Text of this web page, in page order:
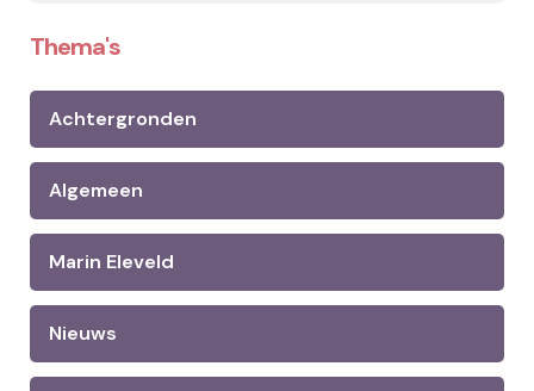
Thema's
Achtergronden
Algemeen
Marin Eleveld
Nieuws